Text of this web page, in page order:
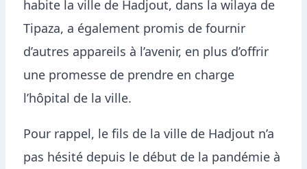
habite la ville de Hadjout, dans la wilaya de
Tipaza, a également promis de fournir
d’autres appareils à l’avenir, en plus d’offrir
une promesse de prendre en charge
l’hôpital de la ville.
Pour rappel, le fils de la ville de Hadjout n’a
pas hésité depuis le début de la pandémie à